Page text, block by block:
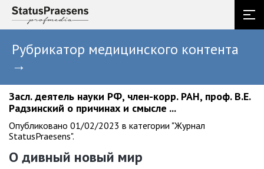
Рубрикатор медицинского контента
→
Засл. деятель науки РФ, член-корр. РАН, проф. В.Е.
Радзинский о причинах и смысле ...
Опубликовано 01/02/2023 в категории "Журнал
StatusPraesens".
О дивный новый мир